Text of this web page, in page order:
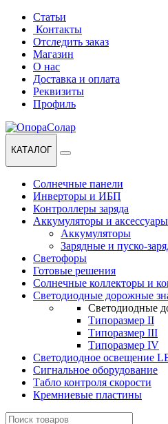
Перейти
навигации
Перейти
содержанию
Статьи
Контакты
Отследить заказ
Магазин
О нас
Доставка и оплата
Реквизиты
Профиль
КАТАЛОГ
Солнечные панели
Инверторы и ИБП
Контроллеры заряда
Аккумуляторы и аксессуары
Аккумуляторы
Зарядные и пуско-
Светофоры
Готовые решения
Солнечные коллекторы и
Светодиодные дорожные
Светодиодные
Типоразмер II
Типоразмер III
Типоразмер IV
Светодиодное освещение
Сигнальное оборудование
Табло контроля скорости
Кремниевые пластины
Найти: